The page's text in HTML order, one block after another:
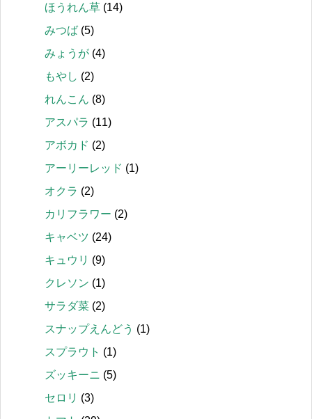
ほうれん草 (14)
みつば (5)
みょうが (4)
もやし (2)
れんこん (8)
アスパラ (11)
アボカド (2)
アーリーレッド (1)
オクラ (2)
カリフラワー (2)
キャベツ (24)
キュウリ (9)
クレソン (1)
サラダ菜 (2)
スナップえんどう (1)
スプラウト (1)
ズッキーニ (5)
セロリ (3)